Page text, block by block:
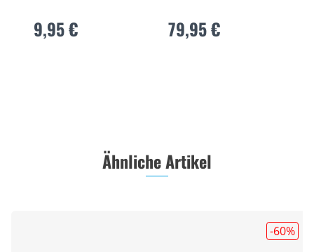
9,95 € 79,95 €
Ähnliche Artikel
-60%